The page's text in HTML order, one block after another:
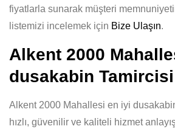
fiyatlarla sunarak müşteri
listemizi incelemek için Bize Ulaşın.
Alkent 2000
dusakabin Tamircisi
Alkent 2000 Mahallesi en iyi
hızlı, güvenilir ve kaliteli hizmet